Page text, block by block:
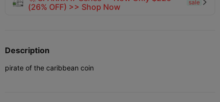
(26% OFF) >> Shop Now
sale 
Description
pirate of the caribbean coin